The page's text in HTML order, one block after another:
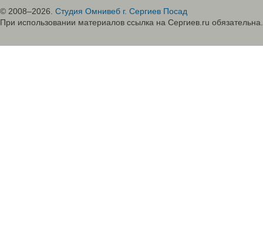
© 2008–2026. Студия Омнивеб г. Сергиев Посад
При использовании материалов ссылка на Сергиев.ru обязательна.